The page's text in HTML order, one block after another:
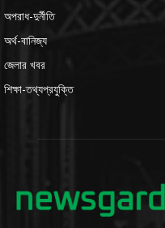
অপরাধ-দুর্নীতি
অর্থ-বানিজ্য
জেলার খবর
শিক্ষা-তথ্যপ্রযুক্তি